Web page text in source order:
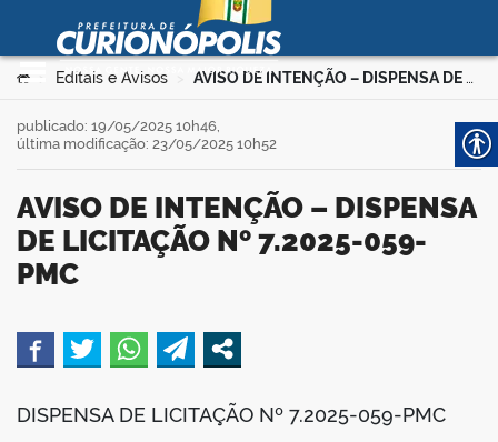
Ir para o conteúdo
Prefeitura Municipal de
Curionópolis
Você está aqui:
Editais e Avisos > AVISO DE INTENÇÃO – DISPENSA DE LICITAÇÃO Nº 7.2025-059-PMC
AVISO DE INTENÇÃO – DISPENSA
DE LICITAÇÃO Nº 7.2025-059-
PMC
publicado: 19/05/2025 10h46,
última modificação: 23/05/2025 10h52
DISPENSA DE LICITAÇÃO Nº 7.2025-059-PMC